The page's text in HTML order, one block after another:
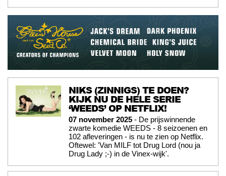
NIKS (ZINNIGS) TE DOEN?
KIJK NU DE HELE SERIE
‘WEEDS’ OP NETFLIX!
07 november 2025 - De prijswinnende
zwarte komedie WEEDS - 8 seizoenen en
102 afleveringen - is nu te zien op Netflix.
Oftewel: 'Van MILF tot Drug Lord (nou ja
Drug Lady ;-) in de Vinex-wijk'.